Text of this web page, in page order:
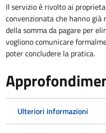
Il servizio è rivolto ai
convenzionata che hanno già
della somma da pagare per
vogliono comunicare
poter concludere la pratica.
Ulteriori informazioni